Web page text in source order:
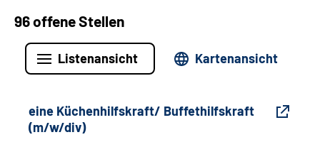
96 offene Stellen
Listenansicht Kartenansicht
eine Küchenhilfskraft/ Buffethilfskraft
(m/w/div)